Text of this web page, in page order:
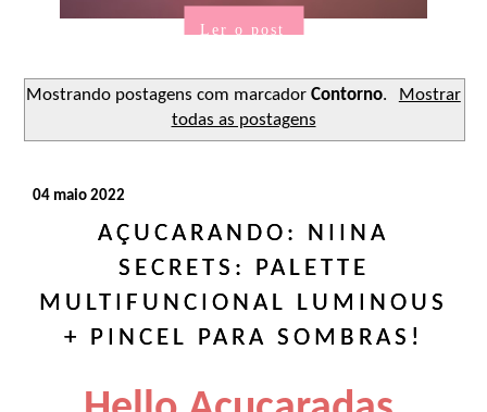
Mostrando postagens com marcadorContorno.
Mostrar
todas as postagens
04 maio 2022
AÇUCARANDO: NIINA
SECRETS: PALETTE
MULTIFUNCIONAL LUMINOUS
+ PINCEL PARA SOMBRAS!